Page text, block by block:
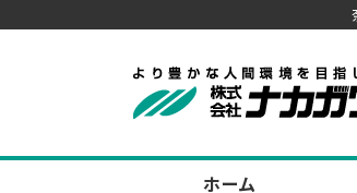
ホーム